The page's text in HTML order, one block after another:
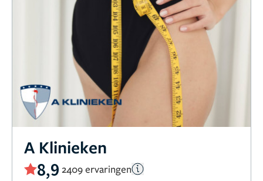
A Klinieken
8,9 2409 ervaringen